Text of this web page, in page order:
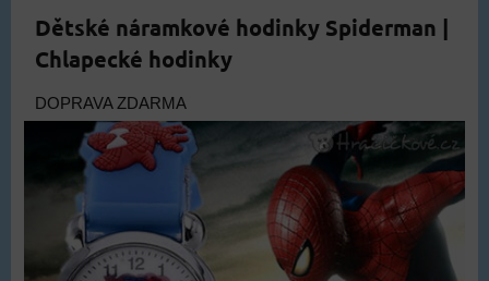
Dětské náramkové hodinky Spiderman |
Chlapecké hodinky
DOPRAVA ZDARMA